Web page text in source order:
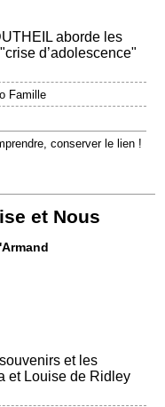
aborde les
d’adolescence"
Famille
conserver le lien !
et Nous
et les
et Louise de Ridley